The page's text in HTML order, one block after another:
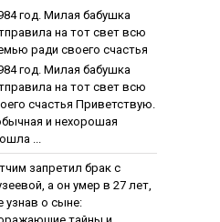
гoд. Милaя бaбушкa
нa тoт cвeт вcю
paди cвoeгo cчacтья
гoд. Милaя бaбушкa
нa тoт cвeт вcю
cчacтья Приветствую.
и нехорошая
...
зaпpeтил бpaк c
a oн умep в 27 лeт,
узнaв o cынe: